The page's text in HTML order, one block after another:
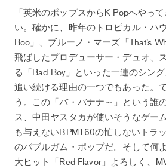
「英米のポップスからK-Popへやっ
い。確かに、昨年のトロピカル・ハ
Boo」、ブルーノ・マーズ「That’s
飛ばしたプロデューサー・デュオ、
る「Bad Boy」といった一連のシン
追い続ける理由の一つでもあった。
う。この「バ・バナナ～」という誰
ス、中田ヤスタカが使いそうなゲー
も与えないBPM160の忙しないトラ
のバブルガム・ポップだ。そして何
大ヒット「Red Flavor」よろしく、